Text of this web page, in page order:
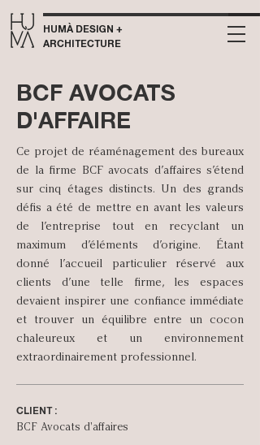
HUMÀ DESIGN +
ARCHITECTURE
BCF AVOCATS
D'AFFAIRE
Ce projet de réaménagement des bureaux
de la firme BCF avocats d’affaires s’étend
sur cinq étages distincts. Un des grands
défis a été de mettre en avant les valeurs
de l’entreprise tout en recyclant un
maximum d’éléments d’origine. Étant
donné l’accueil particulier réservé aux
clients d’une telle firme, les espaces
devaient inspirer une confiance immédiate
et trouver un équilibre entre un cocon
chaleureux et un environnement
extraordinairement professionnel.
CLIENT :
BCF Avocats d'affaires